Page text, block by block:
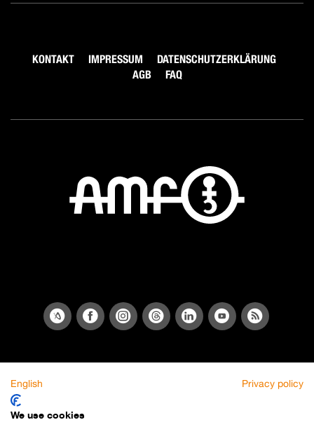
KONTAKT IMPRESSUM
DATENSCHUTZERKLÄRUNG
AGB
FAQ
English Privacy policy
We use cookies